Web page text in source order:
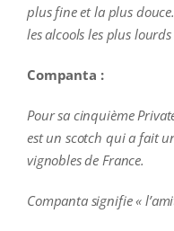
plus fine et la plus
les alcools les plus
Companta :
Pour sa cinquième
est un scotch qui a fait
vignobles de France.
Companta signifie «